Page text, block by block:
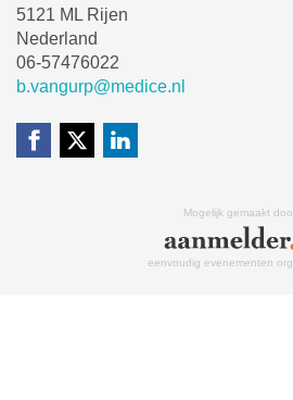
5121 ML Rijen
Nederland
06-57476022
b.vangurp@medice.nl
Mogelijk gemaakt
eenvoudig evenementen